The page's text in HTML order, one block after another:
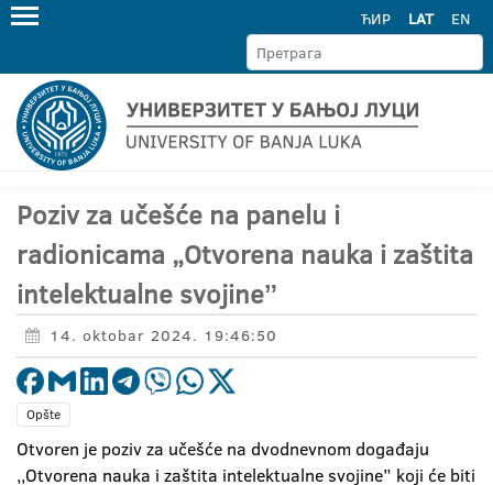
ЋИР LAT EN
Poziv za učešće na panelu i
radionicama „Otvorena nauka i zaštita
intelektualne svojineˮ
14. oktobar 2024. 19:46:50
Opšte
Otvoren je poziv za učešće na dvodnevnom događaju
,,Otvorena nauka i zaštita intelektualne svojine” koji će biti